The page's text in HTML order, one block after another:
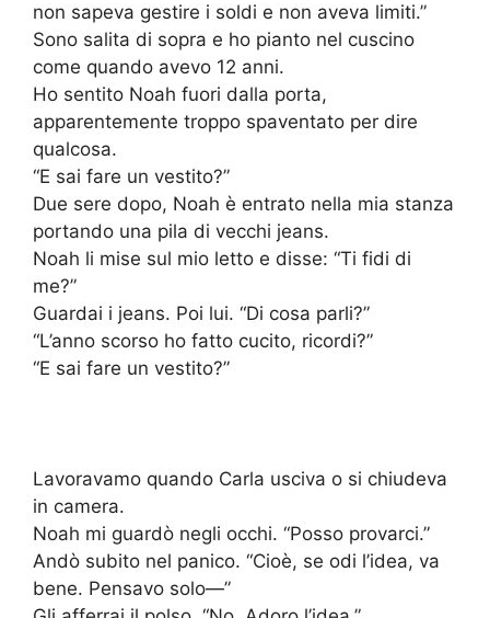
non sapeva gestire i soldi e non aveva limiti.”
Sono salita di sopra e ho pianto nel cuscino
come quando avevo 12 anni.
Ho sentito Noah fuori dalla porta,
apparentemente troppo spaventato per dire
qualcosa.
“E sai fare un vestito?”
Due sere dopo, Noah è entrato nella mia stanza
portando una pila di vecchi jeans.
Noah li mise sul mio letto e disse: “Ti fidi di
me?”
Guardai i jeans. Poi lui. “Di cosa parli?”
“L’anno scorso ho fatto cucito, ricordi?”
“E sai fare un vestito?”
Lavoravamo quando Carla usciva o si chiudeva
in camera.
Noah mi guardò negli occhi. “Posso provarci.”
Andò subito nel panico. “Cioè, se odi l’idea, va
bene. Pensavo solo—”